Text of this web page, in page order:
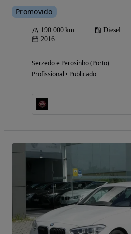
Promovido
190 000 km Diesel
2016
Serzedo e Perosinho (Porto)
Profissional • Publicado